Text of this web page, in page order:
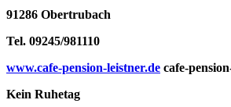
91286 Obertrubach
Tel. 09245/981110
www.cafe-pension-leistner.de cafe-
Kein Ruhetag